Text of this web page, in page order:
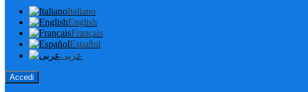
Italiano
English
Français
Español
عربى
Accedi